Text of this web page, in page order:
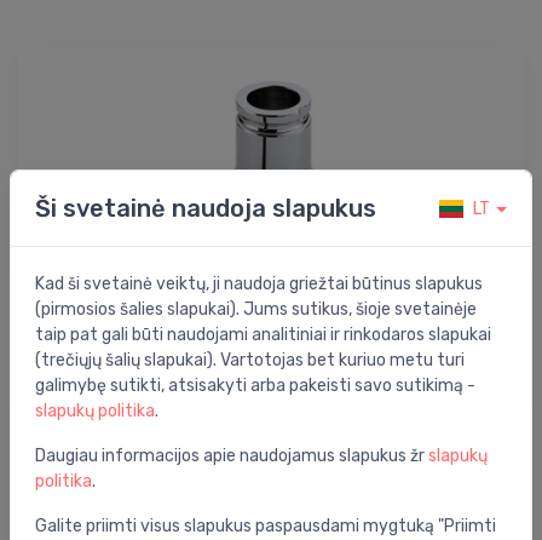
Vonios reikmenų atsarginės dalys
Ši svetainė naudoja slapukus LT
Kad ši svetainė veiktų, ji naudoja griežtai būtinus slapukus
(pirmosios šalies slapukai). Jums sutikus, šioje svetainėje
taip pat gali būti naudojami analitiniai ir rinkodaros slapukai
(trečiųjų šalių slapukai). Vartotojas bet kuriuo metu turi
galimybę sutikti, atsisakyti arba pakeisti savo sutikimą -
slapukų politika.
Daugiau informacijos apie naudojamus slapukus žrslapukų
politika.
Galite priimti visus slapukus paspausdami mygtuką "Priimti